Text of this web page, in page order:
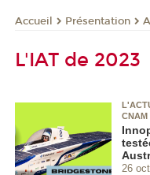
Accueil Présentation
L'IAT de 2023
CNAM
26